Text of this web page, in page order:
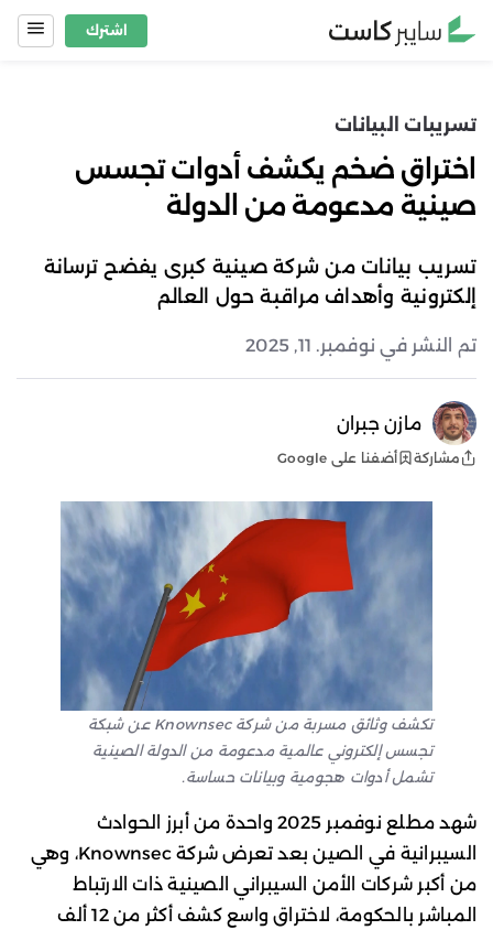
Skip
اشترك
تسريبات البيانات
اختراق ضخم يكشف أدوات تجسس
صينية مدعومة من الدولة
تسريب بيانات من شركة صينية كبرى يفضح ترسانة
إلكترونية وأهداف مراقبة حول العالم
تم النشر في نوفمبر. 11, 2025
مازن جبران
مشاركة أضفنا على Google
تكشف وثائق مسربة من شركة Knownsec عن شبكة
تجسس إلكتروني عالمية مدعومة من الدولة الصينية
تشمل أدوات هجومية وبيانات حساسة.
شهد مطلع نوفمبر 2025 واحدة من أبرز الحوادث
السيبرانية في الصين بعد تعرض شركة Knownsec، وهي
من أكبر شركات الأمن السيبراني الصينية ذات الارتباط
المباشر بالحكومة، لاختراق واسع كشف أكثر من 12 ألف